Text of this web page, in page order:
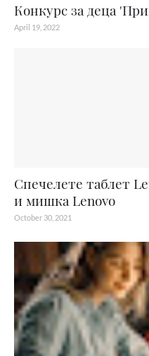
Конкурс за деца
April 19, 2022
Спечелете таблет
и мишка Lenovo
October 30, 2021